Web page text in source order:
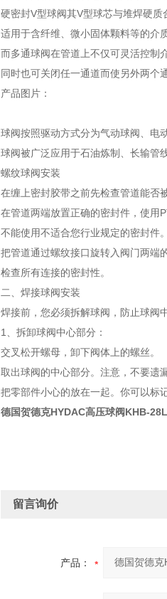
硬密封V型球阀其V型球芯与堆焊硬质
适用于含纤维、微小固体颗料等的介质
而多通球阀在管道上不仅可灵活控制
同时也可关闭任一通道而使另外两个
产品图片：
球阀按照驱动方式分为气动球阀、电
球阀被广泛应用于石油炼制、长输管
螺纹球阀安装
在缠上密封胶带之前先检查管道能否
在管道两端放置正确的密封件，使用
不能使用不适合您行业规定的密封件。
把管道通过螺纹接口旋转入阀门两端
检查所有连接的密封性。
二、焊接球阀安装
焊接前，您必须拆解球阀，防止球阀
1、拆卸球阀中心部分：
交叉松开螺母，卸下阀体上的螺丝。
取出球阀的中心部分。注意，不要遗
把零部件小心的放在一起。你可以标
德国贺德克HYDAC高压球阀KHB-
留言询价
产品：